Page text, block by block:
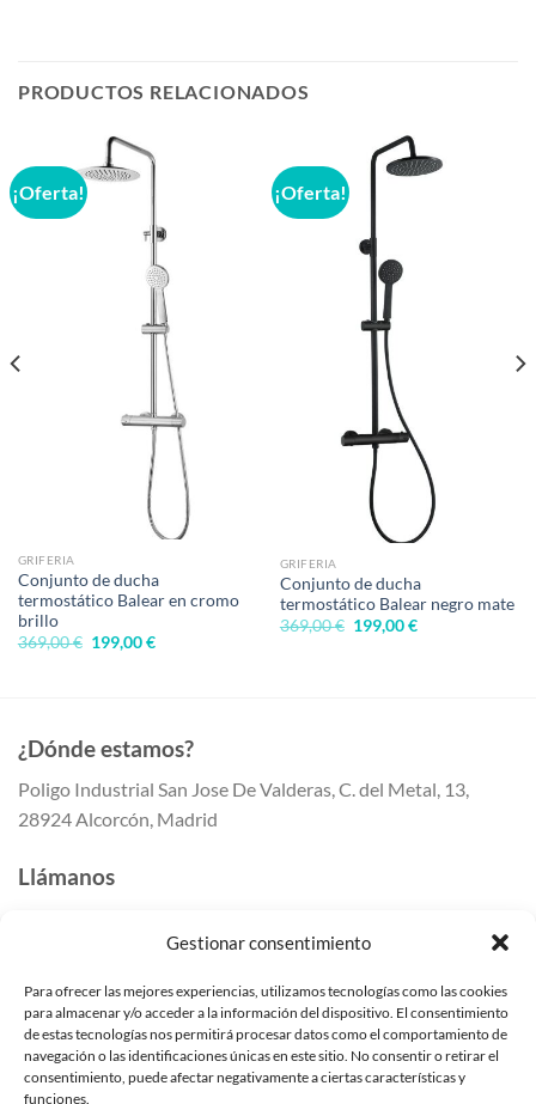
Gestionar consentimiento
Para ofrecer las mejores experiencias, utilizamos tecnologías como las cookies
para almacenar y/o acceder a la información del dispositivo. El consentimiento
de estas tecnologías nos permitirá procesar datos como el comportamiento de
navegación o las identificaciones únicas en este sitio. No consentir o retirar el
consentimiento, puede afectar negativamente a ciertas características y
funciones.
PRODUCTOS RELACIONADOS
¡Oferta!
GRIFERIA
Conjunto de ducha
termostático Balear en cromo
brillo
369,00€ El
precio
199,00€El
¡Oferta!
GRIFERIA
Conjunto de ducha
termostático Balear negro mate
369,00€ El
precio
199,00€El
¿Dónde estamos?
Poligo Industrial San Jose De Valderas, C. del Metal, 13,
28924 Alcorcón, Madrid
Llámanos
Escríbenos
info@mundomampara.com